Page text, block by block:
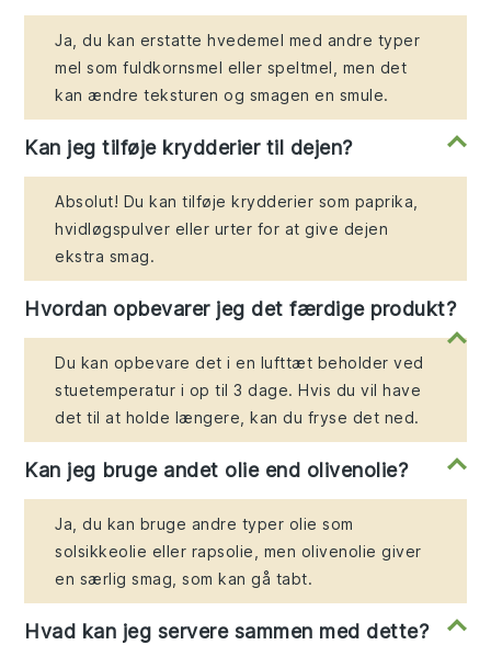
Ja, du kan erstatte hvedemel med andre typer
mel som fuldkornsmel eller speltmel, men det
kan ændre teksturen og smagen en smule.
Kan jeg tilføje krydderier til dejen?
Absolut! Du kan tilføje krydderier som paprika,
hvidløgspulver eller urter for at give dejen
ekstra smag.
Hvordan opbevarer jeg det færdige produkt?
Du kan opbevare det i en lufttæt beholder ved
stuetemperatur i op til 3 dage. Hvis du vil have
det til at holde længere, kan du fryse det ned.
Kan jeg bruge andet olie end olivenolie?
Ja, du kan bruge andre typer olie som
solsikkeolie eller rapsolie, men olivenolie giver
en særlig smag, som kan gå tabt.
Hvad kan jeg servere sammen med dette?